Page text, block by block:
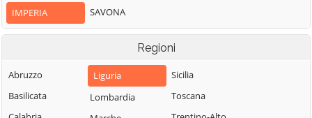
Castel Vittorio
Castellaro
Cervo
Cesio
Chiusanico
Carpasio
Montegrosso
Olivetta San
Michele
Ospedaletti
Mare
Seborga
Soldano
Taggia
Terzorio
IMPERIA
SAVONA
Regioni
Abruzzo
Basilicata
Liguria
Lombardia
Sicilia
Toscana